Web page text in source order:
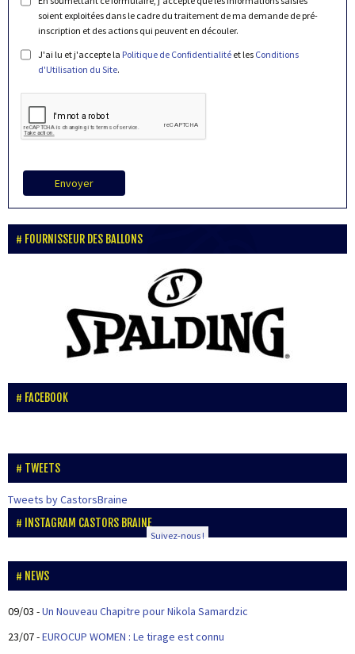
soient exploitées dans le cadre du traitement de ma demande de pré-
inscription et des actions qui peuvent en découler.
J'ai lu et j'accepte la Politique de Confidentialité et les Conditions
d'Utilisation du Site.
Envoyer
FOURNISSEUR DES BALLONS
FACEBOOK
TWEETS
Tweets by CastorsBraine
INSTAGRAM CASTORS BRAINE
Suivez-nous !
NEWS
09/03 -Un Nouveau Chapitre pour Nikola Samardzic
23/07-EUROCUP WOMEN : Le tirage est connu